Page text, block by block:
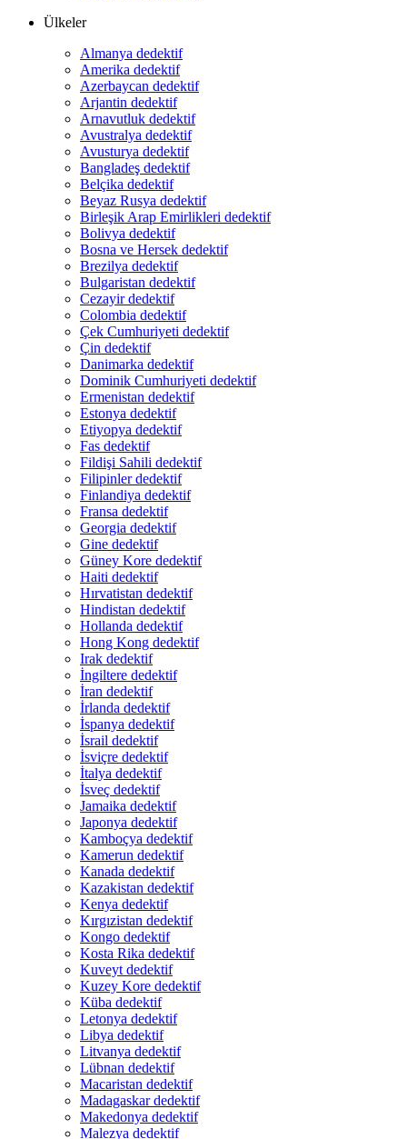
Ülkeler
Almanya dedektif
Amerika dedektif
Azerbaycan dedektif
Arjantin dedektif
Arnavutluk dedektif
Avustralya dedektif
Avusturya dedektif
Bangladeş dedektif
Belçika dedektif
Beyaz Rusya dedektif
Birleşik Arap Emirlikleri dedektif
Bolivya dedektif
Bosna ve Hersek dedektif
Brezilya dedektif
Bulgaristan dedektif
Cezayir dedektif
Colombia dedektif
Çek Cumhuriyeti dedektif
Çin dedektif
Danimarka dedektif
Dominik Cumhuriyeti dedektif
Ermenistan dedektif
Estonya dedektif
Etiyopya dedektif
Fas dedektif
Fildişi Sahili dedektif
Filipinler dedektif
Finlandiya dedektif
Fransa dedektif
Georgia dedektif
Gine dedektif
Güney Kore dedektif
Haiti dedektif
Hırvatistan dedektif
Hindistan dedektif
Hollanda dedektif
Hong Kong dedektif
Irak dedektif
İngiltere dedektif
İran dedektif
İrlanda dedektif
İspanya dedektif
İsrail dedektif
İsviçre dedektif
İtalya dedektif
İsveç dedektif
Jamaika dedektif
Japonya dedektif
Kamboçya dedektif
Kamerun dedektif
Kanada dedektif
Kazakistan dedektif
Kenya dedektif
Kırgızistan dedektif
Kongo dedektif
Kosta Rika dedektif
Kuveyt dedektif
Kuzey Kore dedektif
Küba dedektif
Letonya dedektif
Libya dedektif
Litvanya dedektif
Lübnan dedektif
Macaristan dedektif
Madagaskar dedektif
Makedonya dedektif
Malezya dedektif